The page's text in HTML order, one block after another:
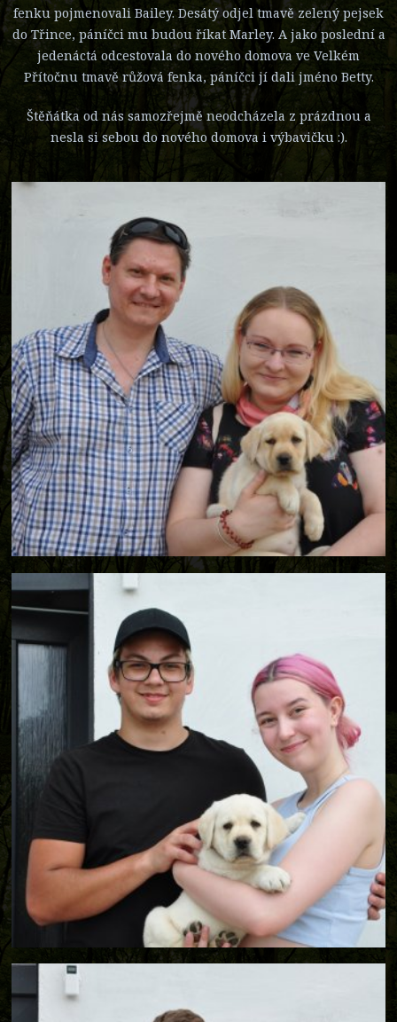
fenku pojmenovali Bailey. Desátý odjel tmavě zelený pejsek
do Třince, páníčci mu budou říkat Marley. A jako poslední a
jedenáctá odcestovala do nového domova ve Velkém
Přítočnu tmavě růžová fenka, páníčci jí dali jméno Betty.
Štěňátka od nás samozřejmě neodcházela z prázdnou a
nesla si sebou do nového domova i výbavičku :).